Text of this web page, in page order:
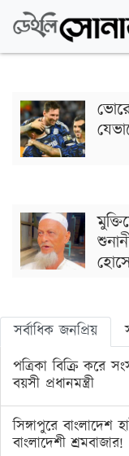
সর্বাধিক জনপ্রিয়
পত্রিকা বিক্রি করে
বয়সী প্রধানমন্ত্রী
সিঙ্গাপুরে বাংলাদেশ
বাংলাদেশী শ্রমবাজার!